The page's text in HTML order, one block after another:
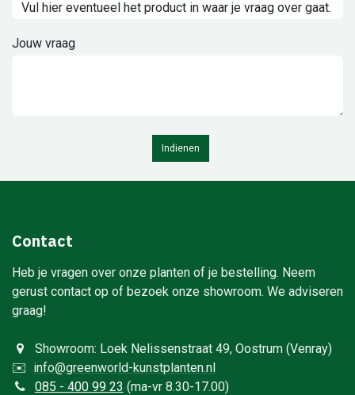
Jouw vraag
Indienen
Contact
Heb je vragen over onze planten of je bestelling. Neem
gerust contact op of bezoek onze showroom. We adviseren
graag!
Showroom: Loek Nelissenstraat 49, Oostrum (Venray)
✉️ info@greenworld-kunstplanten.nl
085 - 400 99 23 (ma-vr 8.30-17.00)